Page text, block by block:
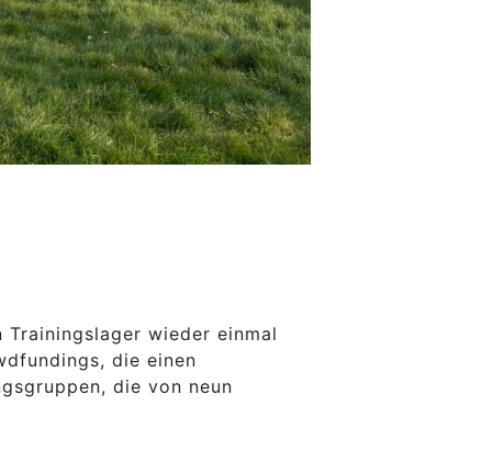
wieder einmal
die einen
die von neun